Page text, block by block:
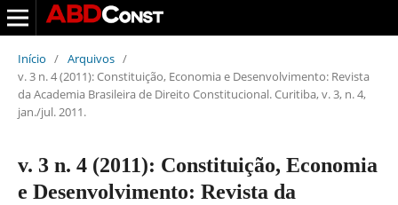
Início / Arquivos /
v. 3 n. 4 (2011): Constituição, Economia e Desenvolvimento: Revista
da Academia Brasileira de Direito Constitucional. Curitiba, v. 3, n. 4,
jan./jul. 2011.
v. 3 n. 4 (2011): Constituição, Economia
e Desenvolvimento: Revista da